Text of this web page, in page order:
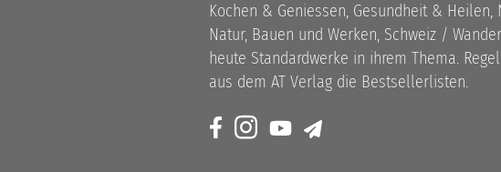
Kochen & Geniessen, Gesundheit &
Natur, Bauen und Werken, Schweiz /
heute Standardwerke in ihrem Thema.
aus dem AT Verlag die Bestsellerlisten.